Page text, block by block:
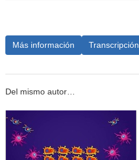
Más información Transcripción
Del mismo autor…